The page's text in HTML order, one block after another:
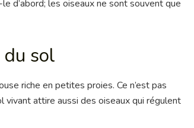
d’abord; les oiseaux ne sont souvent que
sol
riche en petites proies. Ce n’est pas
vivant attire aussi des oiseaux qui régulent